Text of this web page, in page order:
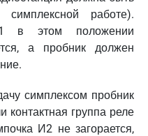
работе).
в этом положении
а пробник должен
симплексом пробник
контактная группа реле
И2 не загорается,